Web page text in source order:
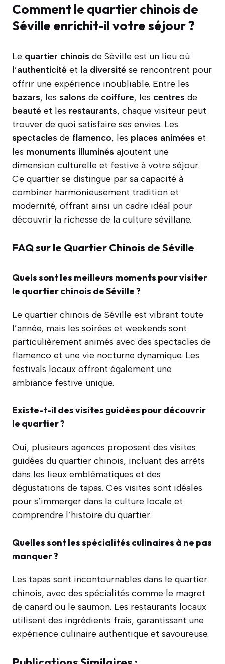
Comment le quartier chinois de
Séville enrichit-il votre séjour ?
Le quartier chinois de Séville est un lieu où
l’authenticité et la diversité se rencontrent pour
offrir une expérience inoubliable. Entre les
bazars, les salons de coiffure, les centres de
beauté et les restaurants, chaque visiteur peut
trouver de quoi satisfaire ses envies. Les
spectacles de flamenco, les places animées et
les monuments illuminés ajoutent une
dimension culturelle et festive à votre séjour.
Ce quartier se distingue par sa capacité à
combiner harmonieusement tradition et
modernité, offrant ainsi un cadre idéal pour
découvrir la richesse de la culture sévillane.
FAQ sur le Quartier Chinois de Séville
Quels sont les meilleurs moments pour visiter
le quartier chinois de Séville ?
Le quartier chinois de Séville est vibrant toute
l’année, mais les soirées et weekends sont
particulièrement animés avec des spectacles de
flamenco et une vie nocturne dynamique. Les
festivals locaux offrent également une
ambiance festive unique.
Existe-t-il des visites guidées pour découvrir
le quartier ?
Oui, plusieurs agences proposent des visites
guidées du quartier chinois, incluant des arrêts
dans les lieux emblématiques et des
dégustations de tapas. Ces visites sont idéales
pour s’immerger dans la culture locale et
comprendre l’histoire du quartier.
Quelles sont les spécialités culinaires à ne pas
manquer ?
Les tapas sont incontournables dans le quartier
chinois, avec des spécialités comme le magret
de canard ou le saumon. Les restaurants locaux
utilisent des ingrédients frais, garantissant une
expérience culinaire authentique et savoureuse.